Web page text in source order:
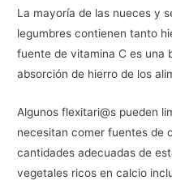
La mayoría de las nueces y
legumbres contienen tanto
fuente de vitamina C es una
absorción de hierro de los
Algunos flexitari@s pueden
necesitan comer fuentes de
cantidades adecuadas de
vegetales ricos en calcio